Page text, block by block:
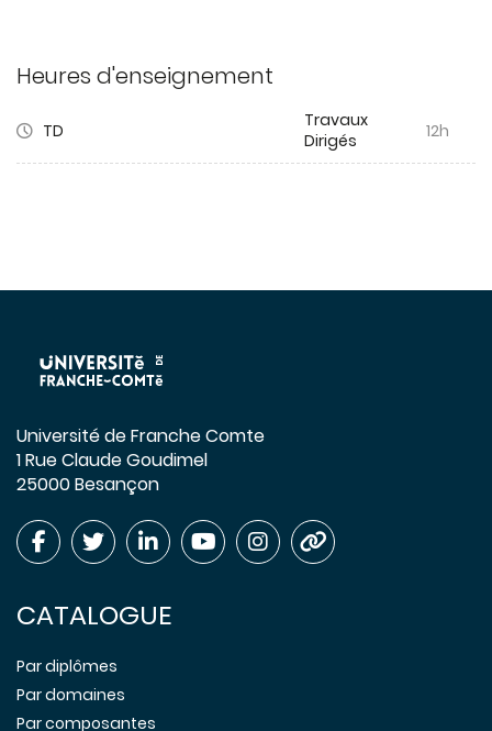
Heures d'enseignement
TD
Travaux
Dirigés
12h
Université de Franche Comte
1 Rue Claude Goudimel
25000 Besançon
CATALOGUE
Par diplômes
Par domaines
Par composantes